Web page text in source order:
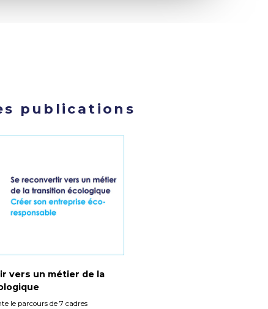
publications
vers un métier de la
le parcours de 7 cadres